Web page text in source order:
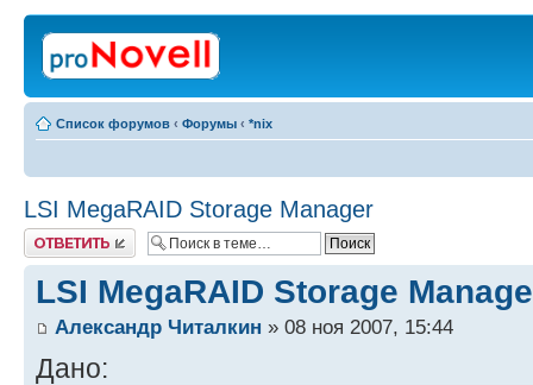
Список форумов ‹ Форумы ‹ *nix
LSI MegaRAID Storage Manager
Ответить
LSI MegaRAID Storage
Александр Читалкин » 08 ноя 2007, 15:44
Дано: